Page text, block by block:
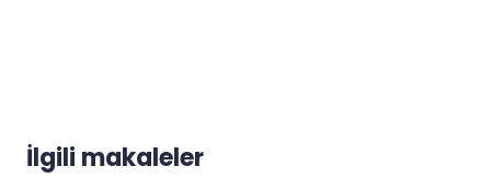
İlgili makaleler